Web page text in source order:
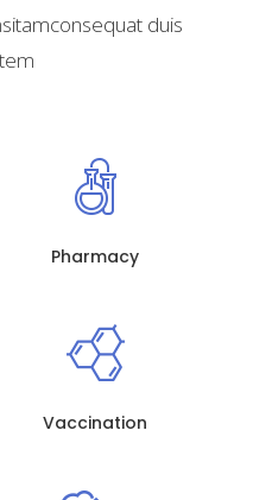
duis
Pharmacy
Vaccination